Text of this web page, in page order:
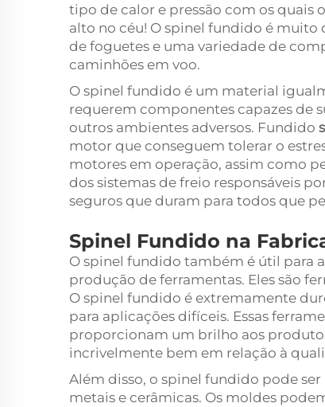
tipo de calor e pressão com os quais
alto no céu! O spinel fundido é
de foguetes e uma variedade de
caminhões em voo.
O spinel fundido é um material
requerem componentes capazes de
outros ambientes adversos. Fundido
motor que conseguem tolerar o
motores em operação, assim como
dos sistemas de freio responsáveis
seguros que duram para todos que
Spinel Fundido na
O spinel fundido também é útil para
produção de ferramentas. Eles são
O spinel fundido é extremamente
para aplicações difíceis. Essas
proporcionam um brilho aos
incrivelmente bem em relação à
Além disso, o spinel fundido pode
metais e cerâmicas. Os moldes